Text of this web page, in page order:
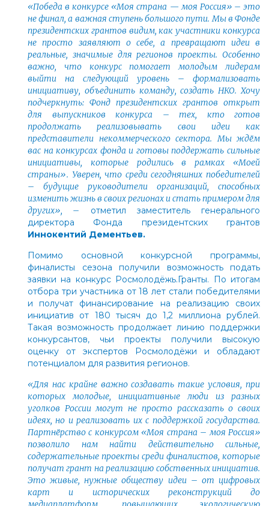
«Победа в конкурсе «Моя страна — моя Россия» – это
не финал, а важная ступень большого пути. Мы в Фонде
президентских грантов видим, как участники конкурса
не просто заявляют о себе, а превращают идеи в
реальные, значимые для регионов проекты. Особенно
важно, что конкурс помогает молодым лидерам
выйти на следующий уровень – формализовать
инициативу, объединить команду, создать НКО. Хочу
подчеркнуть: Фонд президентских грантов открыт
для выпускников конкурса – тех, кто готов
продолжать реализовывать свои идеи как
представители некоммерческого сектора. Мы ждём
вас на конкурсах фонда и готовы поддержать сильные
инициативы, которые родились в рамках «Моей
страны». Уверен, что среди сегодняшних победителей
– будущие руководители организаций, способных
изменить жизнь в своих регионах и стать примером для
других», – отметил заместитель генерального
директора Фонда президентских грантов
Иннокентий Дементьев.
Помимо основной конкурсной программы,
финалисты сезона получили возможность подать
заявки на конкурс Росмолодёжь.Гранты. По итогам
отбора три участника от 18 лет стали победителями
и получат финансирование на реализацию своих
инициатив от 180 тысяч до 1,2 миллиона рублей.
Такая возможность продолжает линию поддержки
конкурсантов, чьи проекты получили высокую
оценку от экспертов Росмолодёжи и обладают
потенциалом для развития регионов.
«Для нас крайне важно создавать такие условия, при
которых молодые, инициативные люди из разных
уголков России могут не просто рассказать о своих
идеях, но и реализовать их с поддержкой государства.
Партнёрство с конкурсом «Моя страна – моя Россия»
позволило нам найти действительно сильные,
содержательные проекты среди финалистов, которые
получат грант на реализацию собственных инициатив.
Это живые, нужные обществу идеи – от цифровых
карт и исторических реконструкций до